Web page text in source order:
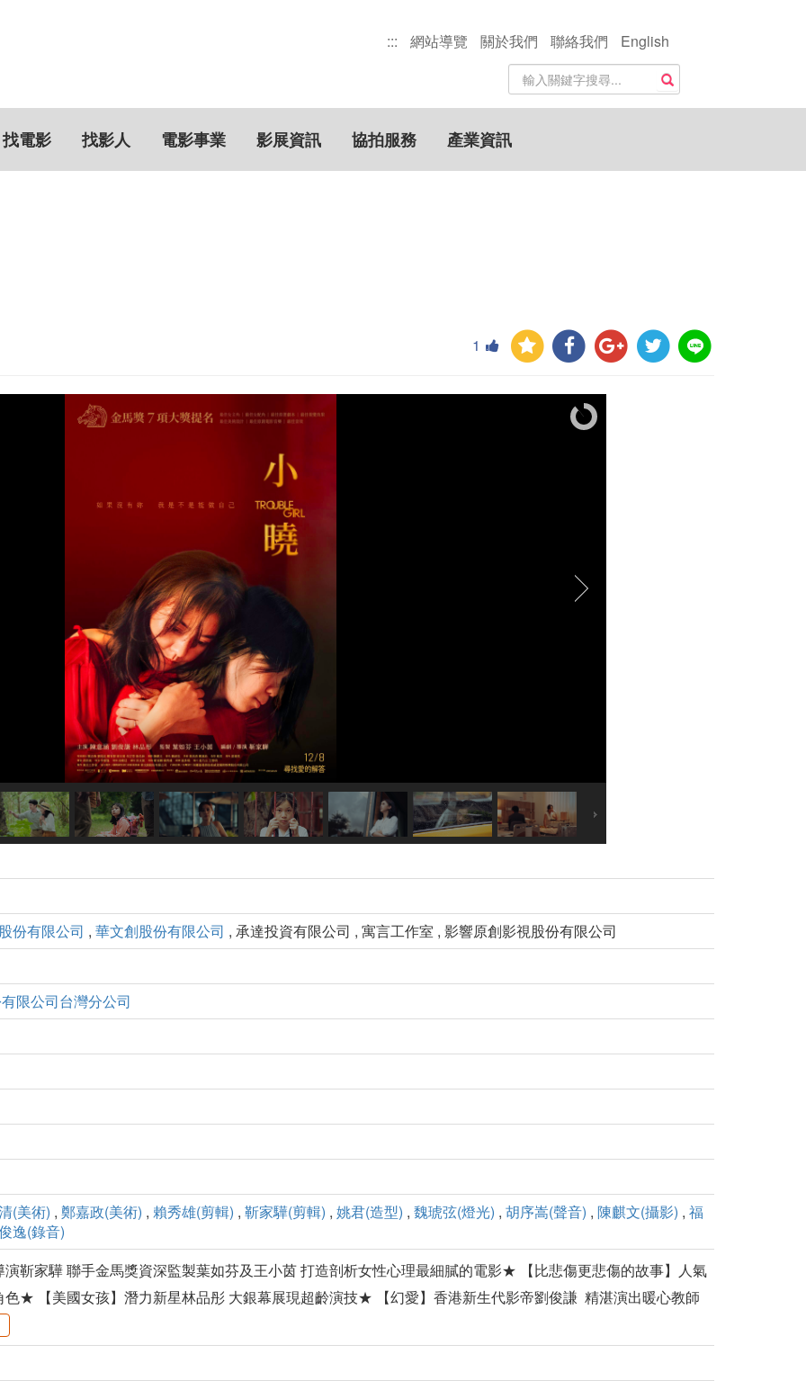
::: 網站導覽 關於我們 聯絡我們
English
站
內
搜
尋
關
鍵
搜尋
找電影 找影人 電影事業 影展資訊 協拍服務 產業資訊
1
份有限公司 , 華文創股份有限公司 , 承達投資有限公司 , 寓言工作室 , 影響原創影視股份有限公司
限公司台灣分公司
(美術) , 鄭嘉政(美術) , 賴秀雄(剪輯) , 靳家驊(剪輯) , 姚君(造型) , 魏琥弦(燈光) , 胡序嵩(聲音) , 陳麒文(攝影) , 福
逸(錄音)
靳家驊 聯手金馬獎資深監製葉如芬及王小茵 打造剖析女性心理最細膩的電影★ 【比悲傷更悲傷的故事】人氣
色★ 【美國女孩】潛力新星林品彤 大銀幕展現超齡演技★ 【幻愛】香港新生代影帝劉俊謙 精湛演出暖心教師